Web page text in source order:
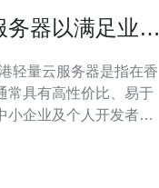
器以满足业务
轻量云服务器是指在香
常具有高性价比、易于
小企业及个人开发者，
源利用率和更快的部